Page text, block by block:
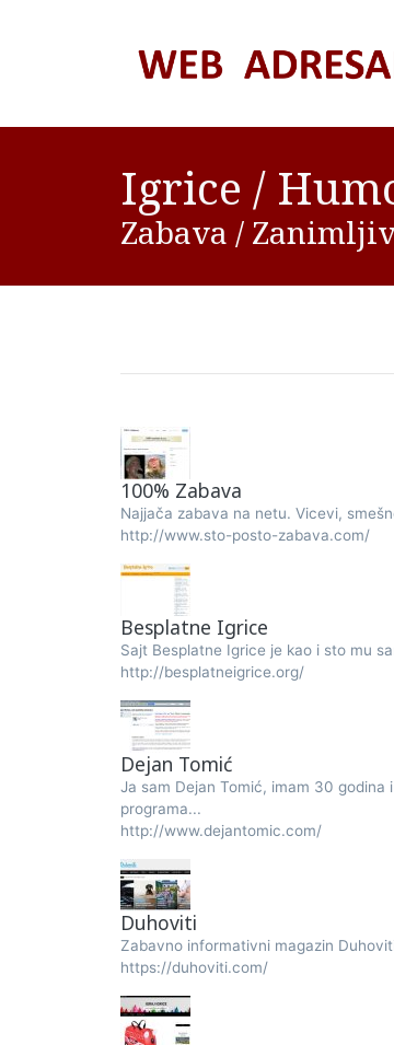
Igrice /
Zabava /
100% Zabava
Najjača zabava na netu. Vicevi,
http://www.sto-posto-zabava.com/
Besplatne Igrice
Sajt Besplatne Igrice je kao i sto mu
http://besplatneigrice.org/
Dejan Tomić
Ja sam Dejan Tomić, imam 30
programa...
http://www.dejantomic.com/
Duhoviti
Zabavno informativni magazin
https://duhoviti.com/